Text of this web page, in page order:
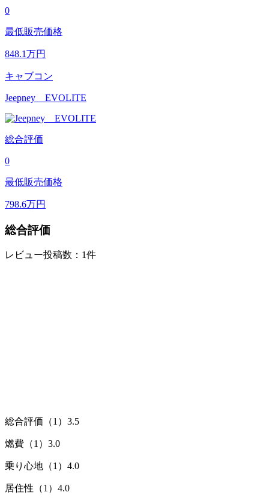
0
最低販売価格
848.1万円
キャブコン
Jeepney EVOLITE
総合評価
0
最低販売価格
798.6万円
総合評価
レビュー投稿数：1件
総合評価（1） 3.5
燃費（1） 3.0
乗り心地（1） 4.0
居住性（1） 4.0